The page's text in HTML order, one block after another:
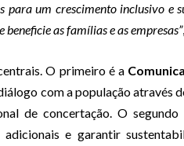
para um crescimento inclusivo e
as famílias e as empresas”
O primeiro é a
com a população através
de concertação. O segundo
e garantir